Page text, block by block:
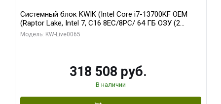
Системный блок KWIK (Intel Core i7-13700KF OEM
(Raptor Lake, Intel 7, C16 8EC/8PC/ 64 ГБ ОЗУ (2
модуля)/ ASUS RTX5080 PROART OC 16GB GDDR7
Модель: KW-Live0065
318 508 руб.
В наличии